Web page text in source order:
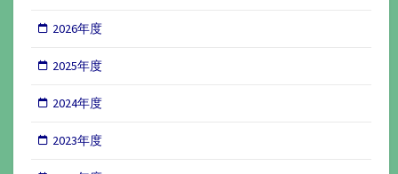
2026年度
2025年度
2024年度
2023年度